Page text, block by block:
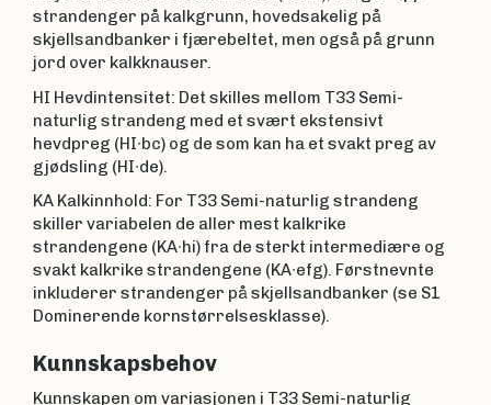
strandenger på kalkgrunn, hovedsakelig på
skjellsandbanker i fjærebeltet, men også på grunn
jord over kalkknauser.
HI Hevdintensitet: Det skilles mellom T33 Semi-
naturlig strandeng med et svært ekstensivt
hevdpreg (HI∙bc) og de som kan ha et svakt preg av
gjødsling (HI∙de).
KA Kalkinnhold: For T33 Semi-naturlig strandeng
skiller variabelen de aller mest kalkrike
strandengene (KA∙hi) fra de sterkt intermediære og
svakt kalkrike strandengene (KA∙efg). Førstnevnte
inkluderer strandenger på skjellsandbanker (se S1
Dominerende kornstørrelsesklasse).
Kunnskapsbehov
Kunnskapen om variasjonen i T33 Semi-naturlig